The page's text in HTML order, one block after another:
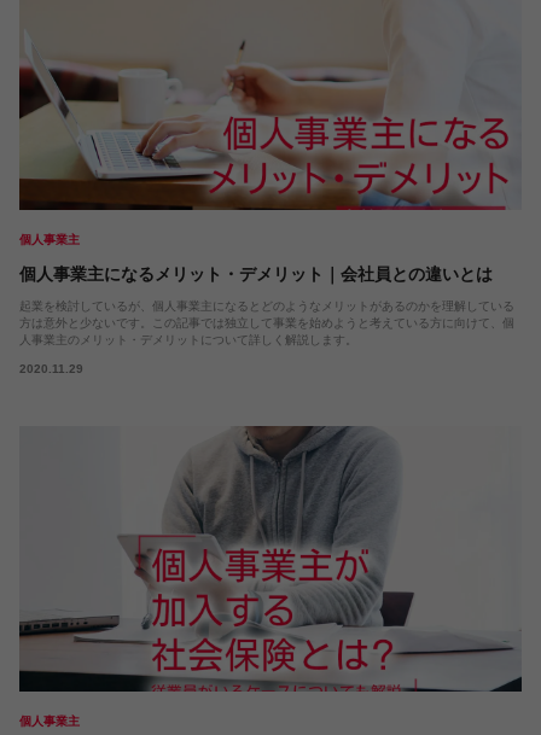
個人事業主
個人事業主になるメリット・デメリット｜会社員との違いとは
起業を検討しているが、個人事業主になるとどのようなメリットがあるのかを理解している
方は意外と少ないです。この記事では独立して事業を始めようと考えている方に向けて、個
人事業主のメリット・デメリットについて詳しく解説します。
2020.11.29
個人事業主